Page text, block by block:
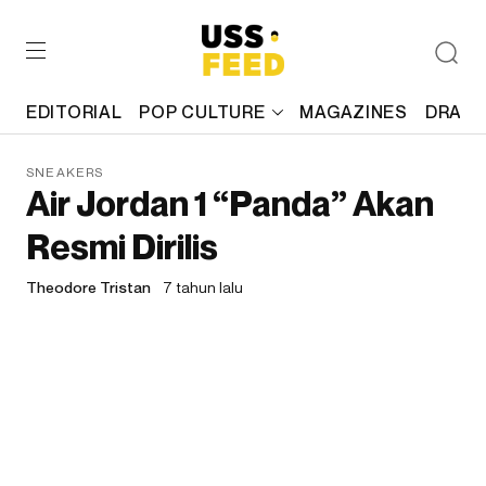
EDITORIAL POP CULTURE MAGAZINES
SNEAKERS
Air Jordan 1 “Panda” Akan
Resmi Dirilis
Theodore Tristan 7 tahun lalu